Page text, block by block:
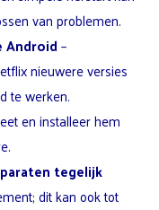
van problemen.
Android–
nieuwere versies
te werken.
en installeer hem
tegelijk
dit kan ook tot